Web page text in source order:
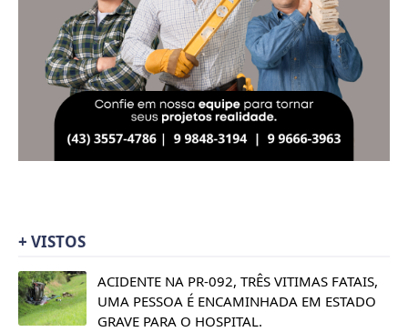
+ VISTOS
ACIDENTE NA PR-092, TRÊS VITIMAS FATAIS,
UMA PESSOA É ENCAMINHADA EM ESTADO
GRAVE PARA O HOSPITAL.